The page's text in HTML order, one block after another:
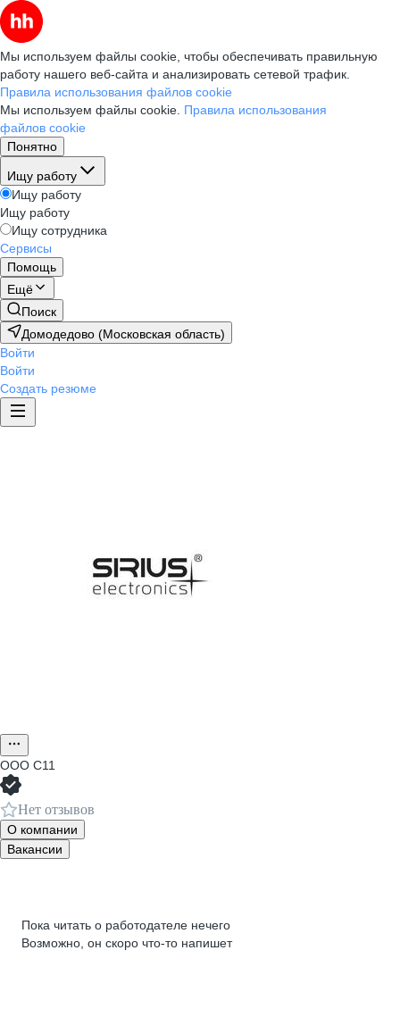
Мы используем файлы cookie, чтобы обеспечивать правильную
работу нашего веб-сайта и анализировать сетевой трафик.
Правила использования файлов cookie
Мы используем файлы cookie. Правила использования
файлов cookie
Понятно
Ищу работу
Ищу работу
Ищу работу
Ищу сотрудника
Сервисы
Помощь
Ещё
Поиск
Домодедово (Московская область)
Войти
Войти
Создать резюме
ООО С11
Нет отзывов
О компании
Вакансии
Пока читать о работодателе нечего
Возможно, он скоро что‑то напишет